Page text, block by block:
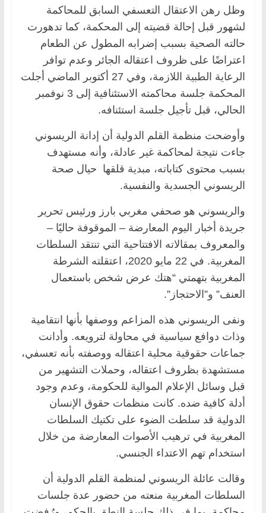
وظل رهن الاعتقال التعسفي السابق للمحاكمة
لشهور قبل إحالة قضيته إلى المحكمة، كما تدهورت
حالته الصحية بسبب إضرابه المطول عن الطعام
اعتراضًا على ظروف اعتقاله الجائر وعدم توافر
الرعاية الطبية اللازمة، وفي 27 أكتوبر الماضي أجلت
المحكمة جلسة محاكمته الاستئنافية إلى 3 نوفمبر
الحالي، قبل تأجيل جلسة استئنافه.
وأوضحت منظمة القلم الدولية أن إدانة الريسوني
جاءت نتيجة لمحاكمة غير عادلة، وأنه مستهدف
بسبب محتوى كتاباته، مبدية قلقها حيال صحة
الريسوني الجسدية والنفسية.
والريسوني هو صحفي مغربي بارز ورئيس تحرير
جريدة أخبار اليوم المعارضة – الموقوفة حاليًا –
والمعروف بمقالاته الافتتاحية التي تنتقد السلطات
المغربية. في 22 مايو 2020، اعتقلته الشرطة
المغربية بتهمتي “هتك عرض شخص باستعمال
العنف” و”الاحتجاز”.
ونفى الريسوني هذه المزاعم ووصفها بأنها انتقامية
وذات دوافع سياسية في محاولة لترويعه. وأدانت
جماعات حقوقية محلية اعتقاله ووصفته بأنه تعسفي،
مستشهدة بظروف اعتقاله، وحملات التشهير من
قبل وسائل الإعلام الموالية للحكومة، وعدم وجود
أدلة كافية ضده. كانت منظمات حقوق الإنسان
الدولية قد سلطت الضوء على تكتيك السلطات
المغربية في ترهيب الأصوات المعارضة من خلال
استخدام تهم الاعتداء الجنسي.
وقالت عائلة الريسوني لمنظمة القلم الدولية أن
السلطات المغربية منعته من حضور عدة جلسات